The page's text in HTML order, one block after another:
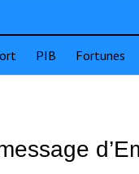
PIB Fortunes